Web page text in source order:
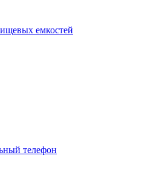
емкостей
телефон